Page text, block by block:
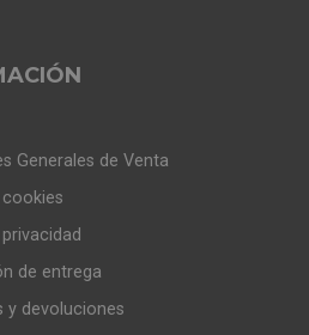
Generales de Venta
de entrega
y devoluciones